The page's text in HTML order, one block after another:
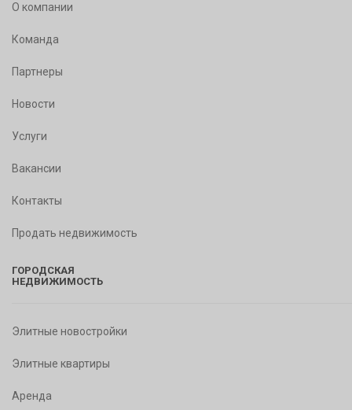
О компании
Команда
Партнеры
Новости
Услуги
Вакансии
Контакты
Продать недвижимость
ГОРОДСКАЯ
НЕДВИЖИМОСТЬ
Элитные новостройки
Элитные квартиры
Аренда